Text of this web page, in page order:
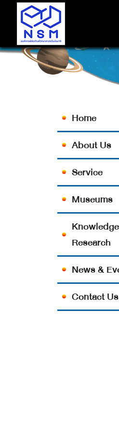
นักวิจัยประเทศส
Home
About Us
Service
Museums
Research
News &
Contact Us